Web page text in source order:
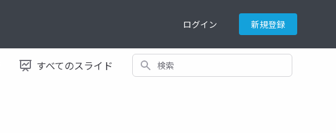
ログイン 新規登録
すべてのスライド 検索